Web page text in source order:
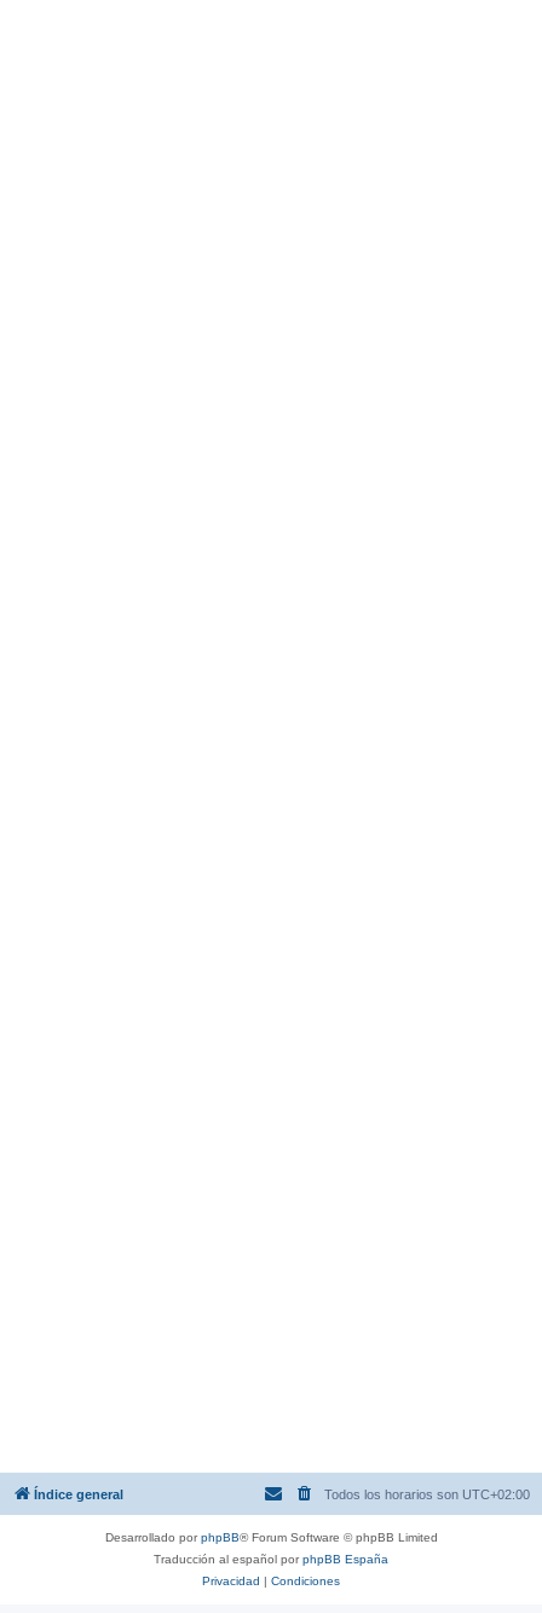
Índice general Todos los horarios son UTC+02:00
Desarrollado porphpBB® Forum Software © phpBB Limited
Traducción al español porphpBB España
Privacidad | Condiciones